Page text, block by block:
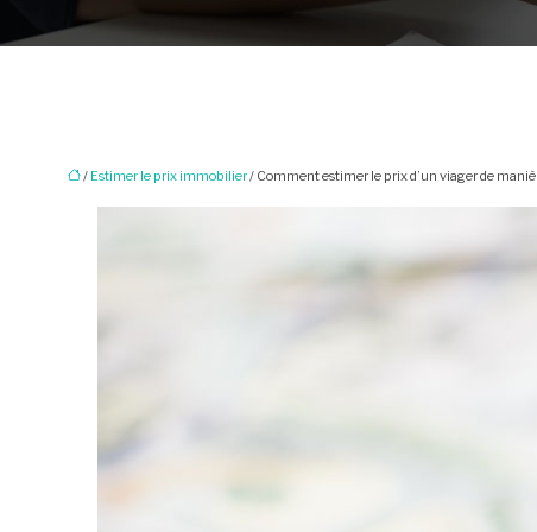
/ Estimer le prix immobilier/ Comment estimer le prix d’un viager de